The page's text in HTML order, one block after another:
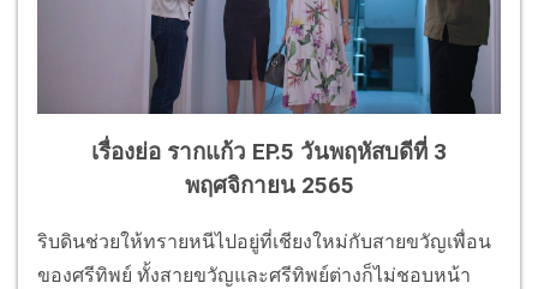
เรื่องย่อ รากแก้ว EP.5 วันพฤหัสบดีที่ 3
พฤศจิกายน 2565
ริบดินช่วยให้ทรายหนีไปอยู่ที่เชียงใหม่กับสายขวัญเพื่อน
ของศรีทิพย์ ทั้งสายขวัญและศรีทิพย์ต่างก็ไม่ชอบหน้า